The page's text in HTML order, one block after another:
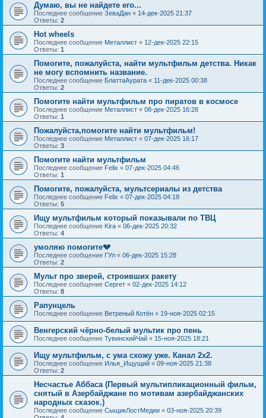
Думаю, вы не найдете его...
Последнее сообщение ЗеваДан « 14-дек-2025 21:37
Ответы: 2
Hot wheels
Последнее сообщение Металлист « 12-дек-2025 22:15
Ответы: 1
Помогите, пожалуйста, найти мультфильм детства. Никак
не могу вспомнить название.
Последнее сообщение БлаттаАурата « 11-дек-2025 00:38
Ответы: 2
Помогите найти мультфильм про пиратов в космосе
Последнее сообщение Металлист « 08-дек-2025 16:28
Ответы: 1
Пожалуйста,помогите найти мультфильм!
Последнее сообщение Металлист « 07-дек-2025 16:17
Ответы: 3
Помогите найти мультфильм
Последнее сообщение Felix « 07-дек-2025 04:46
Ответы: 1
Помогите, пожалуйста, мультсериалы из детства
Последнее сообщение Felix « 07-дек-2025 04:18
Ответы: 5
Ищу мультфильм который показывали по ТВЦ
Последнее сообщение Kira « 06-дек-2025 20:32
Ответы: 4
умоляю помогите💔
Последнее сообщение ГУл « 06-дек-2025 15:28
Ответы: 2
Мульт про зверей, строивших ракету
Последнее сообщение Сергет « 02-дек-2025 14:12
Ответы: 8
Рапунцель
Последнее сообщение Ветреный Котён « 19-ноя-2025 02:15
Венгерский чёрно-белый мультик про пень
Последнее сообщение ТувинскийЧай « 15-ноя-2025 18:21
Ищу мультфильм, с ума схожу уже. Канал 2х2.
Последнее сообщение Илья_Ищущий « 09-ноя-2025 21:38
Ответы: 2
Несчастье Аббаса (Первый мультипликационный фильм,
снятый в Азербайджане по мотивам азербайджанских
народных сказок.)
Последнее сообщение СыщикЛостМедии « 03-ноя-2025 20:39